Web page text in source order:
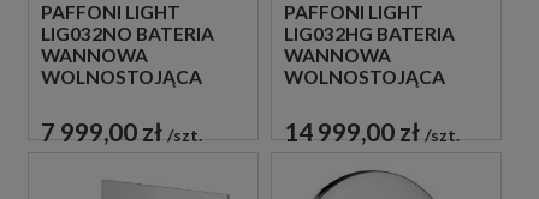
PAFFONI LIGHT
LIG032NO BATERIA
WANNOWA
WOLNOSTOJĄCA
7 999,00 zł szt.
PAFFONI LIGHT
LIG032HG BATERIA
WANNOWA
WOLNOSTOJĄCA
14 999,00 zł szt.